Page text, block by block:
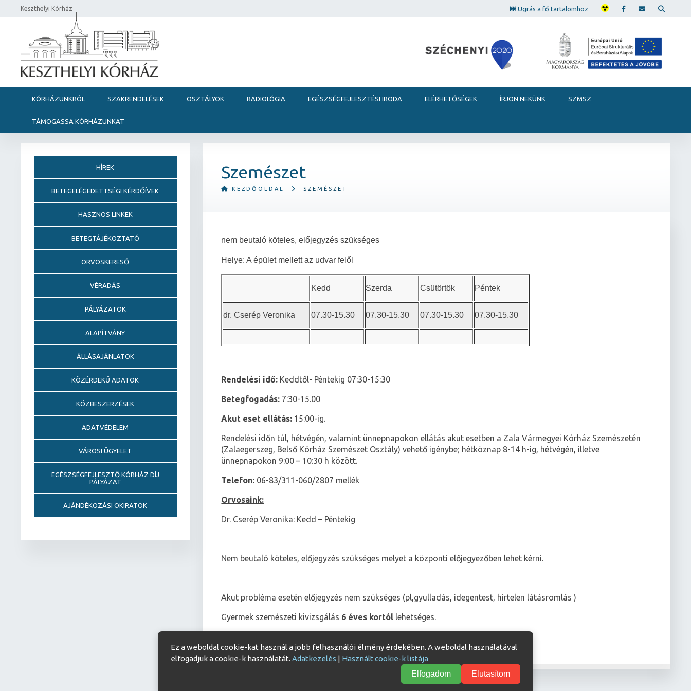
Keszthelyi Kórház Ugrás a fő tartalomhoz
KÓRHÁZUNKRÓL SZAKRENDELÉSEK OSZTÁLYOK RADIOLÓGIA EGÉSZSÉGFEJLESZTÉSI IRODA ELÉRHETŐSÉGEK ÍRJON NEKÜNK SZMSZ
TÁMOGASSA KÓRHÁZUNKAT
Szemészet
KEZDŐOLDAL SZEMÉSZET
nem beutaló köteles, előjegyzés szükséges
Helye: A épület mellett az udvar felől
Kedd Szerda Csütörtök Péntek
dr. Cserép Veronika 07.30-15.30 07.30-15.30 07.30-15.30 07.30-15.30
Rendelési idő: Keddtől- Péntekig 07:30-15:30
Betegfogadás: 7:30-15.00
Akut eset ellátás: 15:00-ig.
Rendelési időn túl, hétvégén, valamint ünnepnapokon ellátás akut esetben a Zala Vármegyei Kórház Szemészetén
(Zalaegerszeg, Belső Kórház Szemészet Osztály) vehető igénybe; hétköznap 8-14 h-ig, hétvégén, illetve
ünnepnapokon 9:00 – 10:30 h között.
Telefon: 06-83/311-060/2807 mellék
Orvosaink:
Dr. Cserép Veronika: Kedd – Péntekig
Nem beutaló köteles, előjegyzés szükséges melyet a központi előjegyezőben lehet kérni.
Akut probléma esetén előjegyzés nem szükséges (pl,gyulladás, idegentest, hirtelen látásromlás )
Gyermek szemészeti kivizsgálás 6 éves kortól lehetséges.
HÍREK
BETEGELÉGEDETTSÉGI KÉRDŐÍVEK
HASZNOS LINKEK
BETEGTÁJÉKOZTATÓ
ORVOSKERESŐ
VÉRADÁS
PÁLYÁZATOK
ALAPÍTVÁNY
ÁLLÁSAJÁNLATOK
KÖZÉRDEKŰ ADATOK
KÖZBESZERZÉSEK
ADATVÉDELEM
VÁROSI ÜGYELET
EGÉSZSÉGFEJLESZTŐ KÓRHÁZ DÍJ
PÁLYÁZAT
AJÁNDÉKOZÁSI OKIRATOK
Ez a weboldal cookie-kat használ a jobb felhasználói élmény érdekében. A weboldal használatával
elfogadjuk a cookie-k használatát. Adatkezelés | Használt cookie-k listája
Elfogadom
Elutasítom